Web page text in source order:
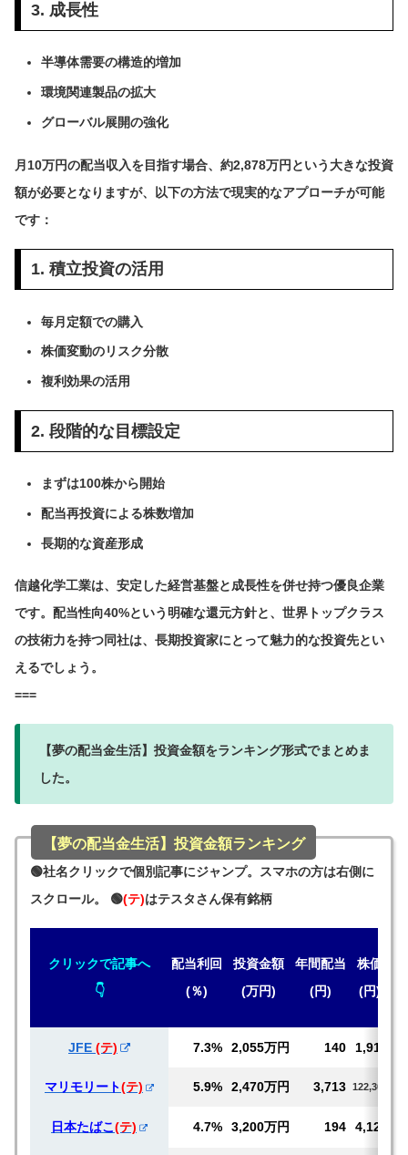
3. 成長性
半導体需要の構造的増加
環境関連製品の拡大
グローバル展開の強化
月10万円の配当収入を目指す場合、約2,878万円という大きな投資
額が必要となりますが、以下の方法で現実的なアプローチが可能
です：
1. 積立投資の活用
毎月定額での購入
株価変動のリスク分散
複利効果の活用
2. 段階的な目標設定
まずは100株から開始
配当再投資による株数増加
長期的な資産形成
信越化学工業は、安定した経営基盤と成長性を併せ持つ優良企業
です。配当性向40%という明確な還元方針と、世界トップクラス
の技術力を持つ同社は、長期投資家にとって魅力的な投資先とい
えるでしょう。
===
【夢の配当金生活】投資金額をランキング形式でまとめま
した。
【夢の配当金生活】投資金額ランキング
🟢社名クリックで個別記事にジャンプ。スマホの方は右側に
スクロール。 🟢(テ)はテスタさん保有銘柄
クリックで記事へ
👇
配当利回
(％)
投資金額
(万円)
年間配当
(円)
株価
(円)
JFE (テ) 7.3% 2,055万円 140 1,917
マリモリート(テ) 5.9% 2,470万円 3,713 122,300
日本たばこ(テ) 4.7% 3,200万円 194 4,122